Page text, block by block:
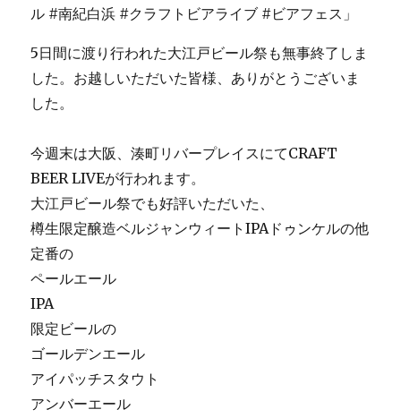
5日間に渡り行われた大江戸ビール祭も無事終了しま
した。お越しいただいた皆様、ありがとうございま
した。
今週末は大阪、湊町リバープレイスにてCRAFT
BEER LIVEが行われます。
大江戸ビール祭でも好評いただいた、
樽生限定醸造ベルジャンウィートIPAドゥンケルの他
定番の
ペールエール
IPA
限定ビールの
ゴールデンエール
アイパッチスタウト
アンバーエール